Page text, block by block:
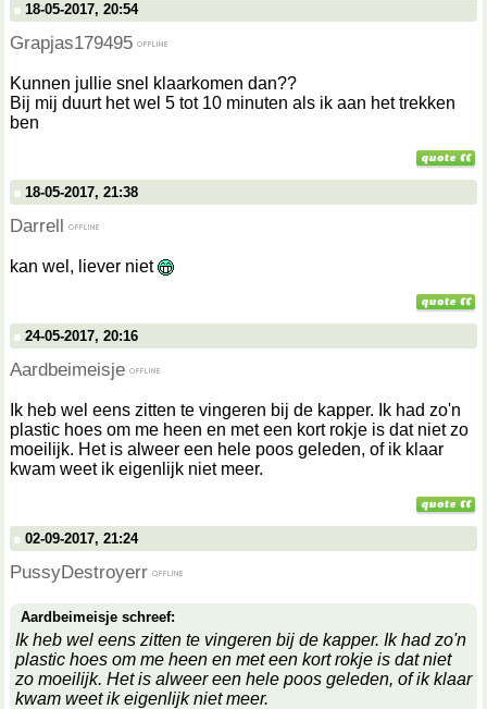
18-05-2017, 20:54
Grapjas179495
Kunnen jullie snel klaarkomen dan??
Bij mij duurt het wel 5 tot 10 minuten als ik aan het trekken
ben
18-05-2017, 21:38
Darrell
kan wel, liever niet
24-05-2017, 20:16
Aardbeimeisje
Ik heb wel eens zitten te vingeren bij de kapper. Ik had zo'n
plastic hoes om me heen en met een kort rokje is dat niet zo
moeilijk. Het is alweer een hele poos geleden, of ik klaar
kwam weet ik eigenlijk niet meer.
02-09-2017, 21:24
PussyDestroyerr
Aardbeimeisje schreef:
Ik heb wel eens zitten te vingeren bij de kapper. Ik had zo'n
plastic hoes om me heen en met een kort rokje is dat niet
zo moeilijk. Het is alweer een hele poos geleden, of ik klaar
kwam weet ik eigenlijk niet meer.